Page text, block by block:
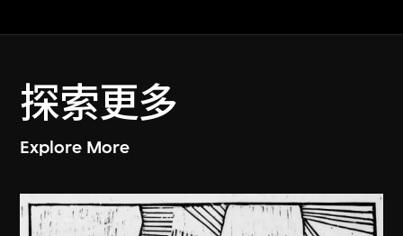
探索更多
Explore More